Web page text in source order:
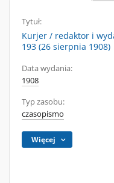
Tytuł:
Kurjer / redaktor i
193 (26 sierpnia 1908)
Data wydania:
1908
Typ zasobu:
czasopismo
Więcej